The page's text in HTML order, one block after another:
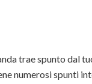
trae spunto dal
numerosi spunti